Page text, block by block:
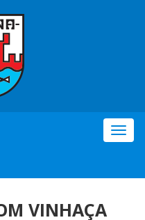
VINHAÇA